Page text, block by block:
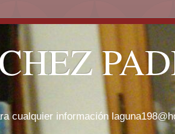
cualquier información